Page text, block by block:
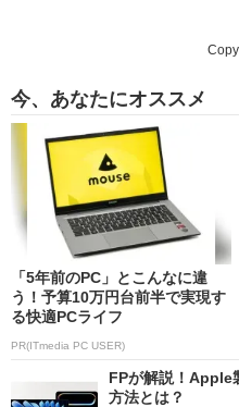
今、あなたにオススメ
「5年前のPC」とこんなに違
う！予算10万円台前半で実現す
る快適PCライフ
PR(ITmedia PC USER)
FPが解説！Apple
方法とは？